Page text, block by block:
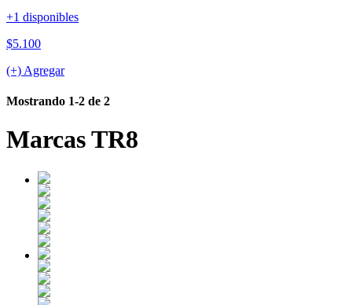
+1 disponibles
$5.100
(+) Agregar
Mostrando 1-2 de 2
Marcas TR8